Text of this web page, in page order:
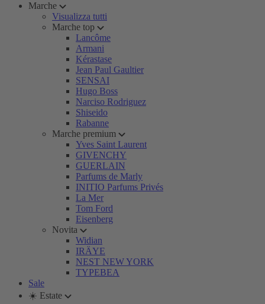
Marche
Visualizza tutti
Marche top
Lancôme
Armani
Kérastase
Jean Paul Gaultier
SENSAI
Hugo Boss
Narciso Rodriguez
Shiseido
Rabanne
Marche premium
Yves Saint Laurent
GIVENCHY
GUERLAIN
Parfums de Marly
INITIO Parfums Privés
La Mer
Tom Ford
Eisenberg
Novita
Widian
IRÄYE
NEST NEW YORK
TYPEBEA
Sale
☀️ Estate